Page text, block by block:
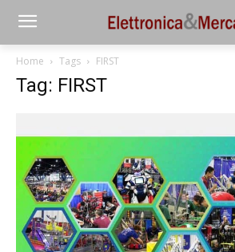
Home Tags FIRST
Tag: FIRST